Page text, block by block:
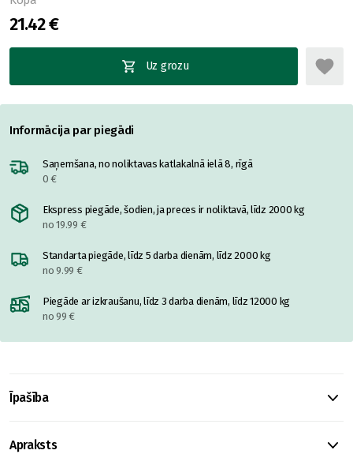
21.42 €
Uz grozu
Informācija par piegādi
Saņemšana, no noliktavas katlakalnā ielā 8, rīgā
0 €
Ekspress piegāde, šodien, ja preces ir noliktavā, līdz 2000 kg
no 19.99 €
Standarta piegāde, līdz 5 darba dienām, līdz 2000 kg
no 9.99 €
Piegāde ar izkraušanu, līdz 3 darba dienām, līdz 12000 kg
no 99 €
Īpašība
Apraksts